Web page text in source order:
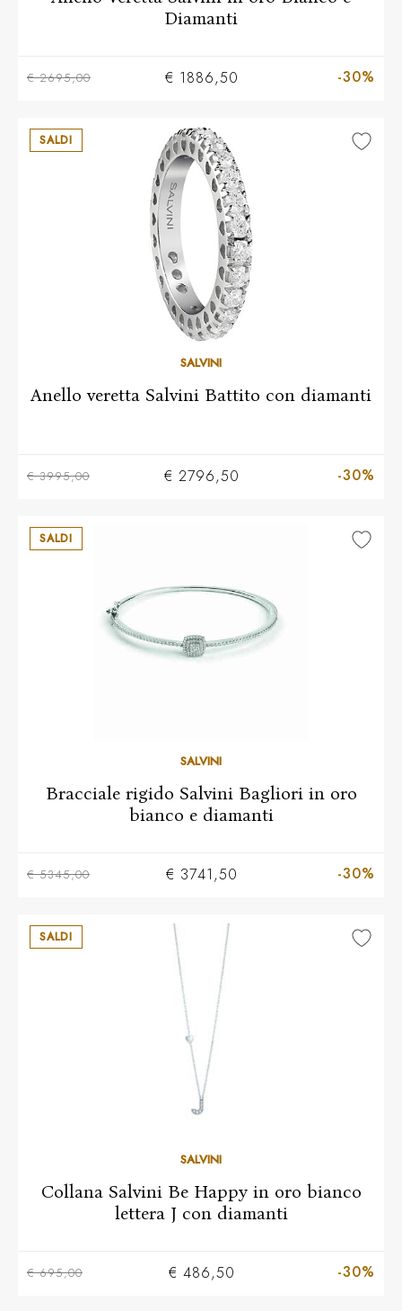
Diamanti
€ 2695,00 € 1886,50 -30%
SALDI
14
SALVINI
Anello veretta Salvini Battito con diamanti
€ 3995,00 € 2796,50 -30%
SALDI
SALVINI
Bracciale rigido Salvini Bagliori in oro
bianco e diamanti
€ 5345,00 € 3741,50 -30%
SALDI
SALVINI
Collana Salvini Be Happy in oro bianco
lettera J con diamanti
€ 695,00 € 486,50 -30%